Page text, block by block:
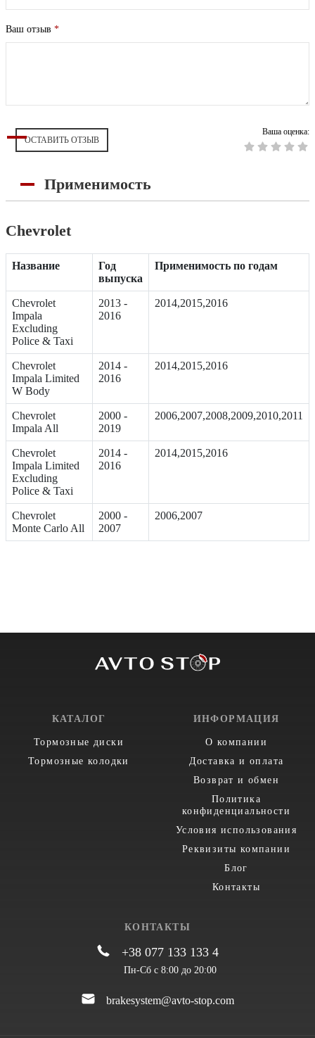
Ваш отзыв *
ОСТАВИТЬ ОТЗЫВ
Ваша оценка:
Применимость
Chevrolet
Название
Год
выпуска
Применимость по годам
Chevrolet
Impala
Excluding
Police & Taxi
2013 -
2016
2014,2015,2016
Chevrolet
Impala Limited
W Body
2014 -
2016
2014,2015,2016
Chevrolet
Impala All
2000 -
2019
2006,2007,2008,2009,2010,2011
Chevrolet
Impala Limited
Excluding
Police & Taxi
2014 -
2016
2014,2015,2016
Chevrolet
Monte Carlo All
2000 -
2007
2006,2007
КАТАЛОГ
Тормозные диски
Тормозные колодки
ИНФОРМАЦИЯ
О компании
Доставка и оплата
Возврат и обмен
Политика
конфиденциальности
Условия использования
Реквизиты компании
Блог
Контакты
КОНТАКТЫ
+38 077 133 133 4
Пн-Сб с 8:00 до 20:00
brakesystem@avto-stop.com